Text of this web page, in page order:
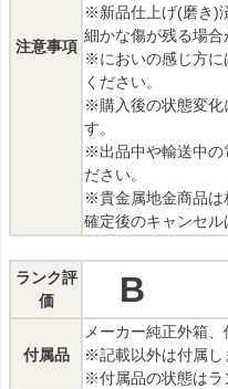
注意事項
※新品仕上げ(磨き)
細かな傷が残る場合
※においの感じ方に
ください。
※購入後の状態変化
す。
※出品中や輸送中の
ださい。
※貴金属地金商品は
確定後のキャンセル
ランク評
価
B
付属品
メーカー純正外箱
※記載以外は付属し
※付属品の状態はラ